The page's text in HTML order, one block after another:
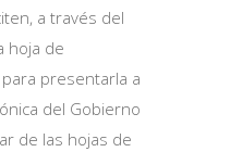
a través del
hoja de
presentarla a
del Gobierno
de las hojas de